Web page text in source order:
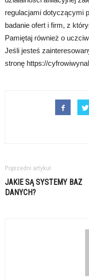
regulacjami dotyczącymi
badanie ofert i firm, z
Pamiętaj również o
Jeśli jesteś
stronę https://
Poprzedni artykuł
JAKIE SĄ SYSTEMY BAZ
DANYCH?